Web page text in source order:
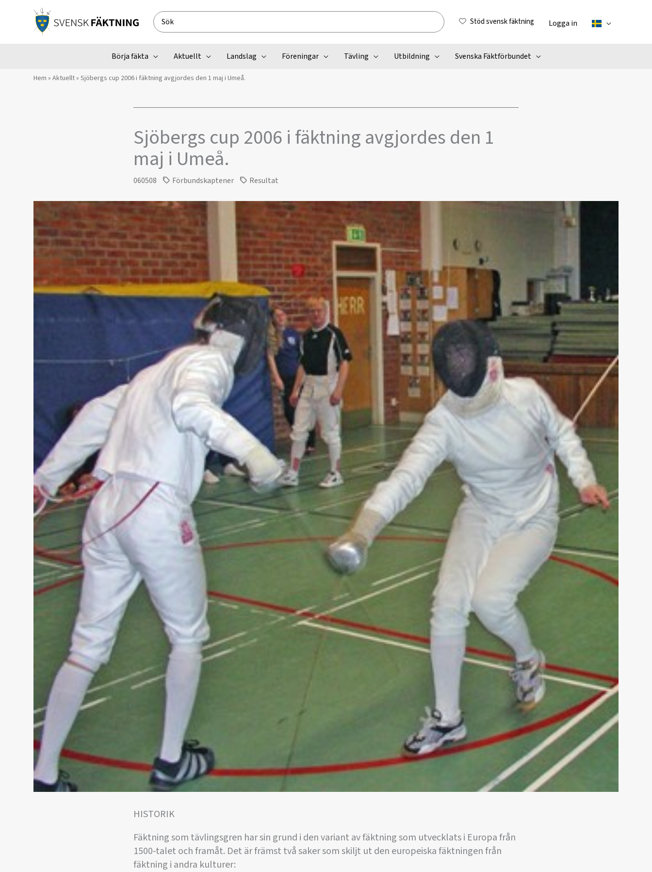
Search
for:
Stöd svensk fäktning Logga in
Börja fäkta Aktuellt Landslag Föreningar Tävling Utbildning Svenska Fäktförbundet
Hem » Aktuellt» Sjöbergs cup 2006 i fäktning avgjordes den 1 maj i Umeå.
Sjöbergs cup 2006 i fäktning avgjordes den 1
maj i Umeå.
060508 Förbundskaptener Resultat
HISTORIK
Fäktning som tävlingsgren har sin grund i den variant av fäktning som utvecklats i Europa från
1500-talet och framåt. Det är främst två saker som skiljt ut den europeiska fäktningen från
fäktning i andra kulturer: